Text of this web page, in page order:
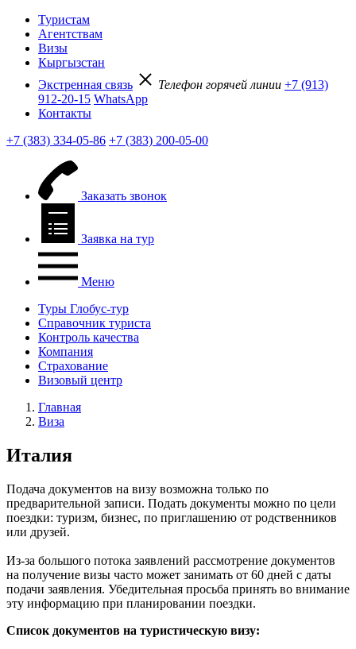
Туристам
Агентствам
Визы
Кыргызстан
Экстренная связь
Телефон горячей линии +7 (913)
912-20-15 WhatsApp
Контакты
+7 (383) 334-05-86 +7 (383) 200-05-00
Заказать звонок
Заявка на тур
Меню
Туры Глобус-тур
Справочник туриста
Контроль качества
Компания
Страхование
Визовый центр
Главная
Виза
Италия
Подача документов на визу возможна только по
предварительной записи. Подать документы можно по цели
поездки: туризм, бизнес, по приглашению от родственников
или друзей.
Из-за большого потока заявлений рассмотрение документов
на получение визы часто может занимать от 60 дней с даты
подачи заявления. Убедительная просьба принять во внимание
эту информацию при планировании поездки.
Список документов на туристическую визу: